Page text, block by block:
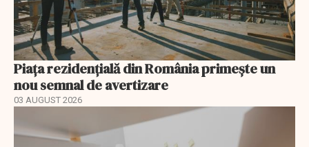
Piața rezidențială din România primește un
nou semnal de avertizare
03 AUGUST 2026